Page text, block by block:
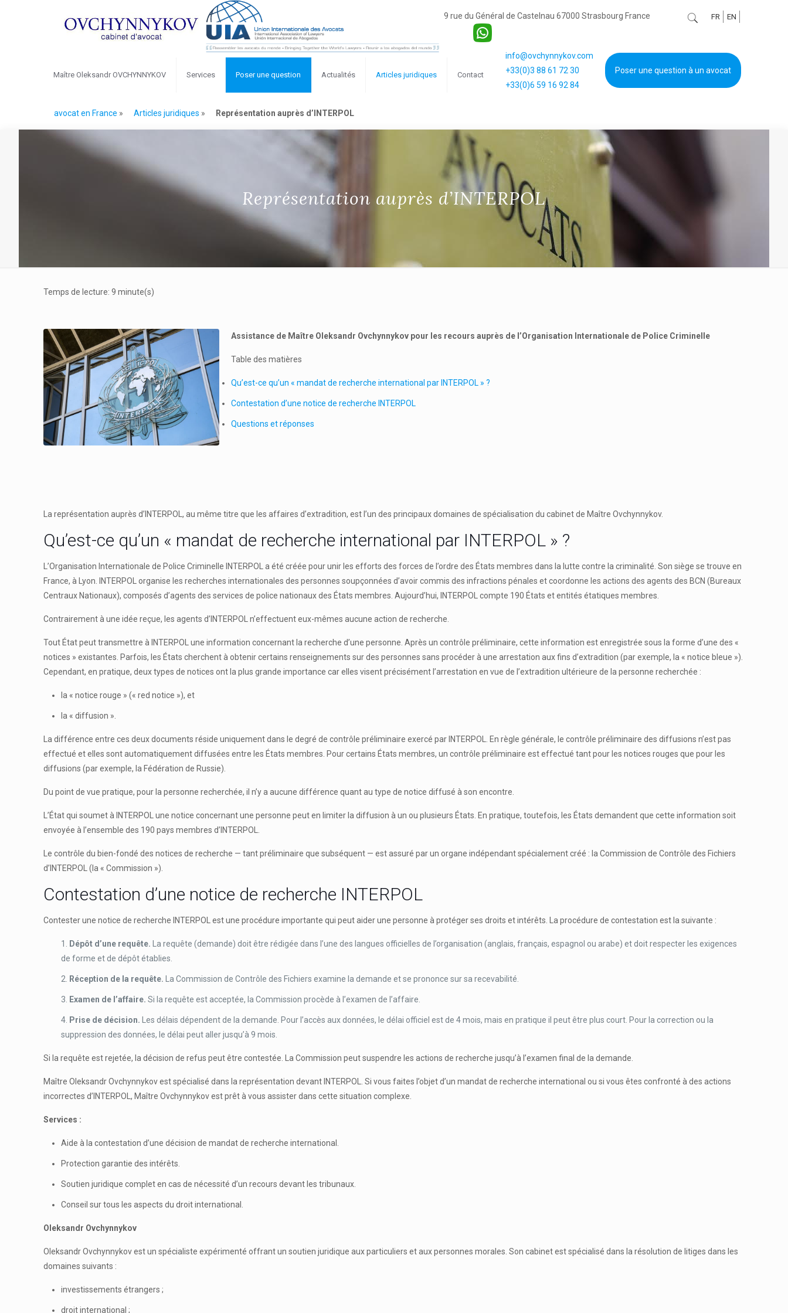
9 rue du Général de Castelnau 67000 Strasbourg France
Maître Oleksandr OVCHYNNYKOV Services Poser une question Actualités Articles juridiques Contact
info@ovchynnykov.com
+33(0)3 88 61 72 30
+33(0)6 59 16 92 84
Poser une question à un avocat
FR EN
avocat en France » Articles juridiques » Représentation auprès d’INTERPOL
Représentation auprès d’INTERPOL
Temps de lecture: 9 minute(s)
Assistance de Maître Oleksandr Ovchynnykov pour les recours auprès de l’Organisation Internationale de Police Criminelle
Table des matières
Qu’est-ce qu’un « mandat de recherche international par INTERPOL » ?
Contestation d’une notice de recherche INTERPOL
Questions et réponses
La représentation auprès d’INTERPOL, au même titre que les affaires d’extradition, est l’un des principaux domaines de spécialisation du cabinet de Maître Ovchynnykov.
Qu’est-ce qu’un « mandat de recherche international par INTERPOL » ?
L’Organisation Internationale de Police Criminelle INTERPOL a été créée pour unir les efforts des forces de l’ordre des États membres dans la lutte contre la criminalité. Son siège se trouve en
France, à Lyon. INTERPOL organise les recherches internationales des personnes soupçonnées d’avoir commis des infractions pénales et coordonne les actions des agents des BCN (Bureaux
Centraux Nationaux), composés d’agents des services de police nationaux des États membres. Aujourd’hui, INTERPOL compte 190 États et entités étatiques membres.
Contrairement à une idée reçue, les agents d’INTERPOL n’effectuent eux-mêmes aucune action de recherche.
Tout État peut transmettre à INTERPOL une information concernant la recherche d’une personne. Après un contrôle préliminaire, cette information est enregistrée sous la forme d’une des «
notices » existantes. Parfois, les États cherchent à obtenir certains renseignements sur des personnes sans procéder à une arrestation aux fins d’extradition (par exemple, la « notice bleue »).
Cependant, en pratique, deux types de notices ont la plus grande importance car elles visent précisément l’arrestation en vue de l’extradition ultérieure de la personne recherchée :
la « notice rouge » (« red notice »), et
la « diffusion ».
La différence entre ces deux documents réside uniquement dans le degré de contrôle préliminaire exercé par INTERPOL. En règle générale, le contrôle préliminaire des diffusions n’est pas
effectué et elles sont automatiquement diffusées entre les États membres. Pour certains États membres, un contrôle préliminaire est effectué tant pour les notices rouges que pour les
diffusions (par exemple, la Fédération de Russie).
Du point de vue pratique, pour la personne recherchée, il n’y a aucune différence quant au type de notice diffusé à son encontre.
L’État qui soumet à INTERPOL une notice concernant une personne peut en limiter la diffusion à un ou plusieurs États. En pratique, toutefois, les États demandent que cette information soit
envoyée à l’ensemble des 190 pays membres d’INTERPOL.
Le contrôle du bien-fondé des notices de recherche — tant préliminaire que subséquent — est assuré par un organe indépendant spécialement créé : la Commission de Contrôle des Fichiers
d’INTERPOL (la « Commission »).
Contestation d’une notice de recherche INTERPOL
Contester une notice de recherche INTERPOL est une procédure importante qui peut aider une personne à protéger ses droits et intérêts. La procédure de contestation est la suivante :
Dépôt d’une requête. La requête (demande) doit être rédigée dans l’une des langues officielles de l’organisation (anglais, français, espagnol ou arabe) et doit respecter les exigences
de forme et de dépôt établies.
Réception de la requête. La Commission de Contrôle des Fichiers examine la demande et se prononce sur sa recevabilité.
Examen de l’affaire. Si la requête est acceptée, la Commission procède à l’examen de l’affaire.
Prise de décision. Les délais dépendent de la demande. Pour l’accès aux données, le délai officiel est de 4 mois, mais en pratique il peut être plus court. Pour la correction ou la
suppression des données, le délai peut aller jusqu’à 9 mois.
Si la requête est rejetée, la décision de refus peut être contestée. La Commission peut suspendre les actions de recherche jusqu’à l’examen final de la demande.
Maître Oleksandr Ovchynnykov est spécialisé dans la représentation devant INTERPOL. Si vous faites l’objet d’un mandat de recherche international ou si vous êtes confronté à des actions
incorrectes d’INTERPOL, Maître Ovchynnykov est prêt à vous assister dans cette situation complexe.
Services :
Aide à la contestation d’une décision de mandat de recherche international.
Protection garantie des intérêts.
Soutien juridique complet en cas de nécessité d’un recours devant les tribunaux.
Conseil sur tous les aspects du droit international.
Oleksandr Ovchynnykov
Oleksandr Ovchynnykov est un spécialiste expérimenté offrant un soutien juridique aux particuliers et aux personnes morales. Son cabinet est spécialisé dans la résolution de litiges dans les
domaines suivants :
investissements étrangers ;
droit international ;